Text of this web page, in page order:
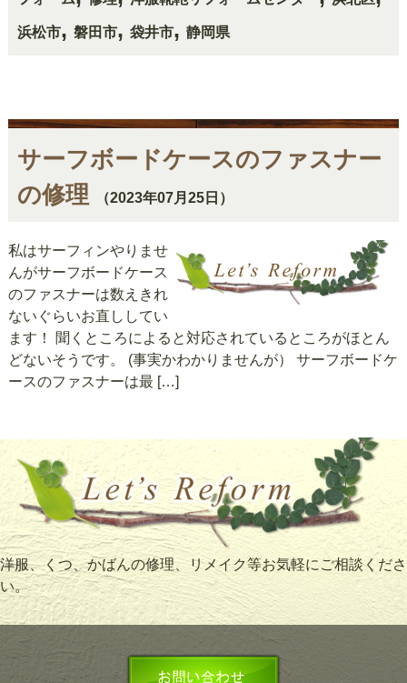
浜松市, 磐田市, 袋井市, 静岡県
サーフボードケースのファスナー
の修理
（2023年07月25日）
私はサーフィンやりませ
んがサーフボードケース
のファスナーは数えきれ
ないぐらいお直ししてい
ます！ 聞くところによると対応されているところがほとん
どないそうです。 (事実かわかりませんが） サーフボードケ
ースのファスナーは最 […]
洋服、くつ、かばんの修理、リメイク等お気軽にご相談くださ
い。